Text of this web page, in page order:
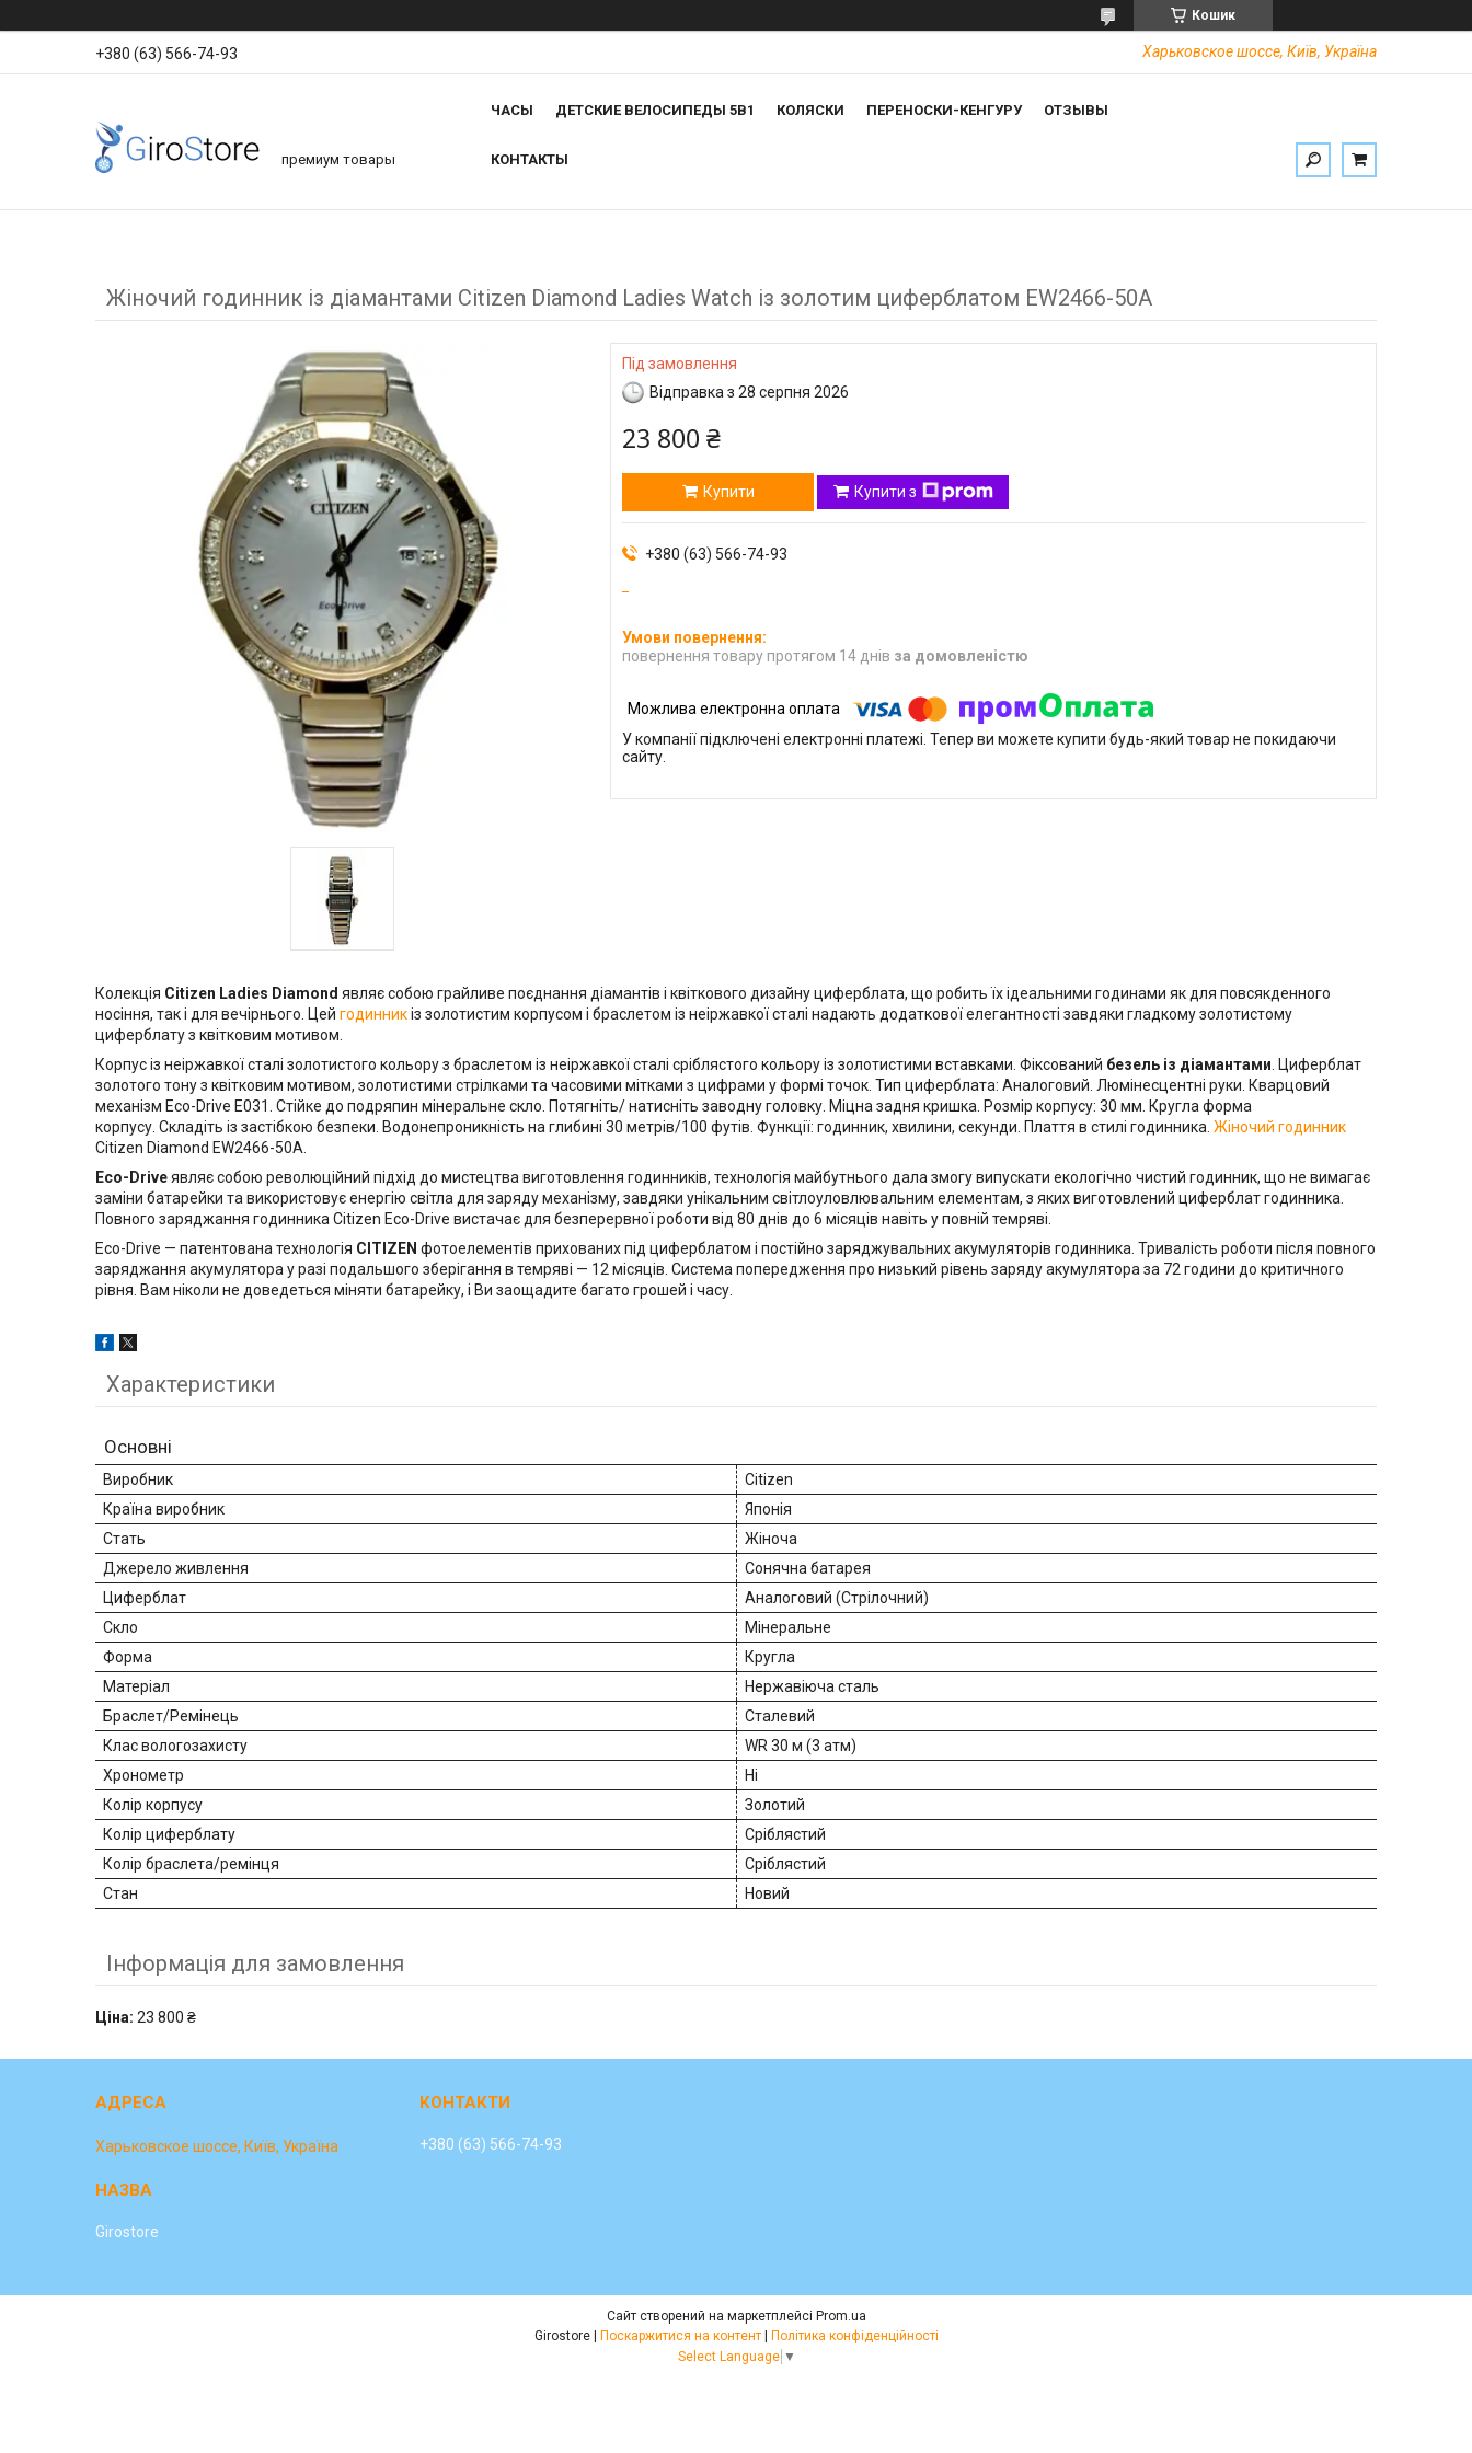
Кошик
+380 (63) 566-74-93 Харьковское шоссе, Київ, Україна
премиум товары
ЧАСЫ ДЕТСКИЕ ВЕЛОСИПЕДЫ 5В1 КОЛЯСКИ ПЕРЕНОСКИ-КЕНГУРУ ОТЗЫВЫ
КОНТАКТЫ
Жіночий годинник із діамантами Citizen Diamond Ladies Watch із золотим циферблатом EW2466-50A
Під замовлення
Відправка з 28 серпня 2026
23 800 ₴
Купити Купити з
+380 (63) 566-74-93
повернення товару протягом 14 днів за домовленістю
У компанії підключені електронні платежі. Тепер ви можете купити будь-який товар не покидаючи
сайту.
Колекція Citizen Ladies Diamond являє собою грайливе поєднання діамантів і квіткового дизайну циферблата, що робить їх ідеальними годинами як для повсякденного
носіння, так і для вечірнього. Цей годинникіз золотистим корпусом і браслетом із неіржавкої сталі надають додаткової елегантності завдяки гладкому золотистому
циферблату з квітковим мотивом.
Корпус із неіржавкої сталі золотистого кольору з браслетом із неіржавкої сталі сріблястого кольору із золотистими вставками. Фіксований безель із діамантами . Циферблат
золотого тону з квітковим мотивом, золотистими стрілками та часовими мітками з цифрами у формі точок. Тип циферблата: Аналоговий. Люмінесцентні руки. Кварцовий
механізм Eco-Drive E031. Стійке до подряпин мінеральне скло. Потягніть/ натисніть заводну головку. Міцна задня кришка. Розмір корпусу: 30 мм. Кругла форма
корпусу. Складіть із застібкою безпеки. Водонепроникність на глибині 30 метрів/100 футів. Функції: годинник, хвилини, секунди. Плаття в стилі годинника. Жіночий годинник
Citizen Diamond EW2466-50A.
Eco-Driveявляє собою революційний підхід до мистецтва виготовлення годинників, технологія майбутнього дала змогу випускати екологічно чистий годинник, що не вимагає
заміни батарейки та використовує енергію світла для заряду механізму, завдяки унікальним світлоуловлювальним елементам, з яких виготовлений циферблат годинника.
Повного заряджання годинника Citizen Eco-Drive вистачає для безперервної роботи від 80 днів до 6 місяців навіть у повній темряві.
Eco-Drive — патентована технологія CITIZEN фотоелементів прихованих під циферблатом і постійно заряджувальних акумуляторів годинника. Тривалість роботи після повного
заряджання акумулятора у разі подальшого зберігання в темряві — 12 місяців. Система попередження про низький рівень заряду акумулятора за 72 години до критичного
рівня. Вам ніколи не доведеться міняти батарейку, і Ви заощадите багато грошей і часу.
Характеристики
Основні
Виробник
Citizen
Країна виробник
Японія
Стать
Жіноча
Джерело живлення
Сонячна батарея
Циферблат
Аналоговий (Стрілочний)
Скло
Мінеральне
Форма
Кругла
Матеріал
Нержавіюча сталь
Браслет/Ремінець
Сталевий
Клас вологозахисту
WR 30 м (3 атм)
Хронометр
Ні
Колір корпусу
Золотий
Колір циферблату
Сріблястий
Колір браслета/ремінця
Сріблястий
Стан
Новий
Інформація для замовлення
Ціна: 23 800 ₴
Харьковское шоссе, Київ, Україна
Girostore
+380 (63) 566-74-93
Сайт створений на маркетплейсі Prom.ua
Поскаржитися на контент
Політика конфіденційності
Select Language ▼